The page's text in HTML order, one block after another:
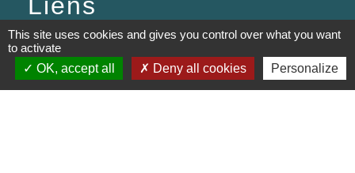
PREFECTURE DE SAÔNE ET
LOIRE
RÉGION BOURGOGNE-
This site uses cookies and gives you control over what you want
to activate
OK, accept all
Deny all cookies Personalize